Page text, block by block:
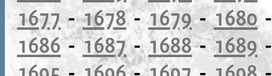
1677-1678-1679-1680
1686-1687-1688-1689